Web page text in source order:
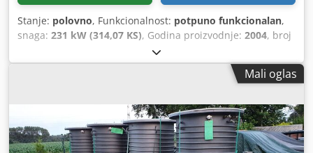
Stanje: polovno, Funkcionalnost: potpuno funkcionalan,
snaga: 231 kW (314,07 KS), Godina proizvodnje: 2004, broj
KMTODO61E02076058
funkcionalan Chjdpjylyp Usfx Ag Uoa
Mali oglas